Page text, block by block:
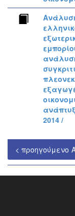
2014 /
< προηγούμενο